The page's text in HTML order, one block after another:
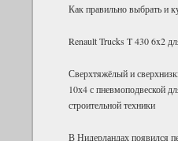
Как правильно выбрать и
Renault Trucks T 430 6x2
Сверх­тя­жё­лый и
10х4 с пнев­мо­под­вес­кой
стро­и­тель­ной тех­ники
В Нидерландах появился